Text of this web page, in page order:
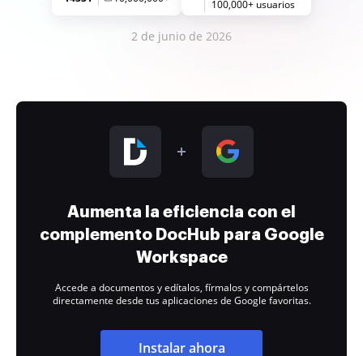
100,000+ usuarios
2 de junio de 2026
Aumenta la eficiencia con el
complemento DocHub para Google
Workspace
Accede a documentos y edítalos, fírmalos y compártelos
directamente desde tus aplicaciones de Google favoritas.
Instalar ahora